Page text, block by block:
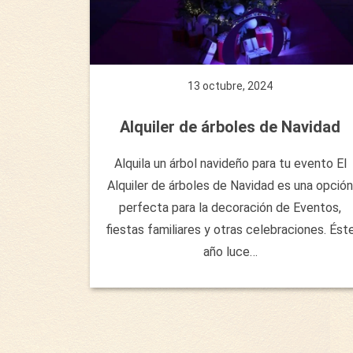
13 octubre, 2024
Alquiler de árboles de Navidad
Alquila un árbol navideño para tu evento El
Alquiler de árboles de Navidad es una opción
perfecta para la decoración de Eventos,
fiestas familiares y otras celebraciones.
año luce…